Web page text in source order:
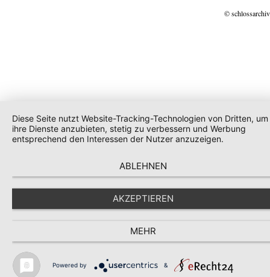
©
Diese Seite nutzt Website-Tracking-Technologien von Dritten, um
ihre Dienste anzubieten, stetig zu verbessern und Werbung
entsprechend den Interessen der Nutzer anzuzeigen.
ABLEHNEN
AKZEPTIEREN
MEHR
Powered by &